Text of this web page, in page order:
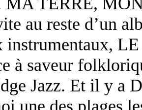
au reste d’un
instrumentaux,
à saveur
Jazz. Et il y a
une des plages